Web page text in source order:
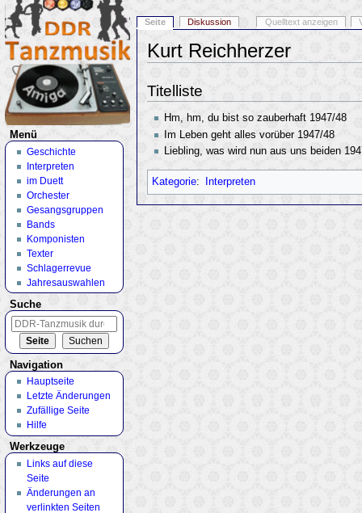
Kurt Reichherzer
Titelliste
Hm, hm, du bist so zauberhaft 1947/48
Im Leben geht alles vorüber 1947/48
Liebling, was wird nun aus uns beiden
Kategorie: Interpreten
Seite Diskussion Quelltext anzeigen
Menü
Geschichte
Interpreten
im Duett
Orchester
Gesangsgruppen
Bands
Komponisten
Texter
Schlagerrevue
Jahresauswahlen
Suche
Navigation
Hauptseite
Letzte Änderungen
Zufällige Seite
Hilfe
Werkzeuge
Links auf diese
Seite
Änderungen an
verlinkten Seiten